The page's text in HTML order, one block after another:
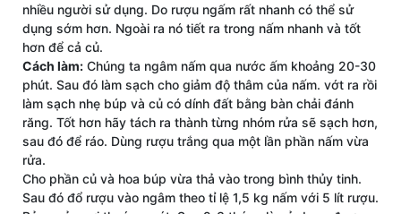
nhiều người sử dụng. Do rượu ngấm rất nhanh có thể sử
dụng sớm hơn. Ngoài ra nó tiết ra trong nấm nhanh và tốt
hơn để cả củ.
Cách làm: Chúng ta ngâm nấm qua nước ấm khoảng 20-30
phút. Sau đó làm sạch cho giảm độ thâm của nấm. vớt ra rồi
làm sạch nhẹ búp và củ có dính đất bằng bàn chải đánh
răng. Tốt hơn hãy tách ra thành từng nhóm rửa sẽ sạch hơn,
sau đó để ráo. Dùng rượu trắng qua một lần phần nấm vừa
rửa.
Cho phần củ và hoa búp vừa thả vào trong bình thủy tinh.
Sau đó đổ rượu vào ngâm theo tỉ lệ 1,5 kg nấm với 5 lít rượu.